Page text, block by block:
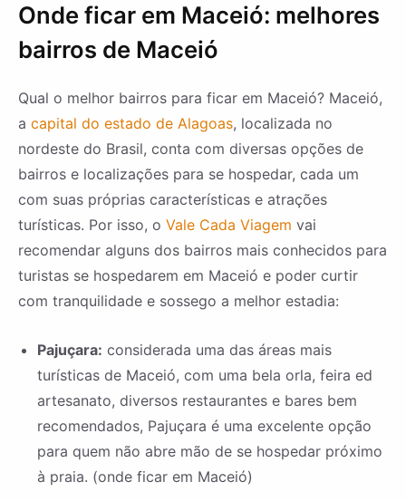
Onde ficar em Maceió: melhores
bairros de Maceió
Qual o melhor bairros para ficar em Maceió? Maceió,
a capital do estado de Alagoas, localizada no
nordeste do Brasil, conta com diversas opções de
bairros e localizações para se hospedar, cada um
com suas próprias características e atrações
turísticas. Por isso, o Vale Cada Viagem vai
recomendar alguns dos bairros mais conhecidos para
turistas se hospedarem em Maceió e poder curtir
com tranquilidade e sossego a melhor estadia:
Pajuçara: considerada uma das áreas mais
turísticas de Maceió, com uma bela orla, feira ed
artesanato, diversos restaurantes e bares bem
recomendados, Pajuçara é uma excelente opção
para quem não abre mão de se hospedar próximo
à praia. (onde ficar em Maceió)